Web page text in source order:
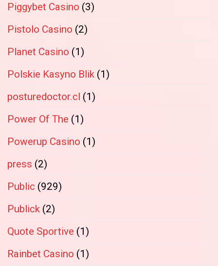
Piggybet Casino (3)
Pistolo Casino (2)
Planet Casino (1)
Polskie Kasyno Blik (1)
posturedoctor.cl (1)
Power Of The (1)
Powerup Casino (1)
press (2)
Public (929)
Publick (2)
Quote Sportive (1)
Rainbet Casino (1)